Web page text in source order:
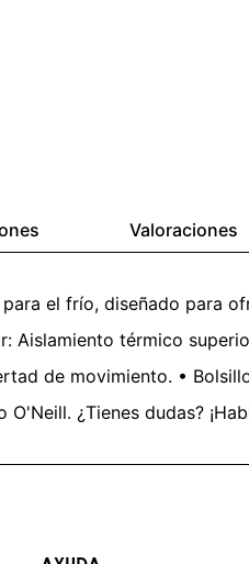
Valoraciones
el frío, diseñado para
Aislamiento térmico
de movimiento. •
¿Tienes dudas?